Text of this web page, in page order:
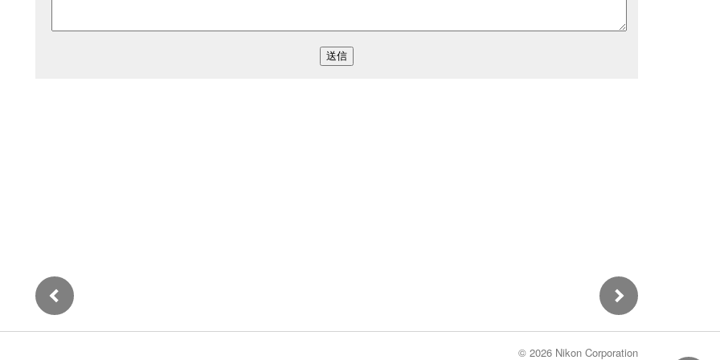
© 2026 Nikon Corporation